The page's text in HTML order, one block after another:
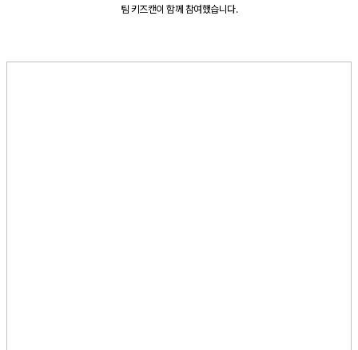
팀 키즈캔이 함께 참여했습니다.